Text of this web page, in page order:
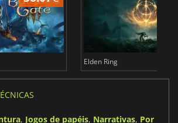
Elden Ring
, Jogos de papéis, Narrativas, Por